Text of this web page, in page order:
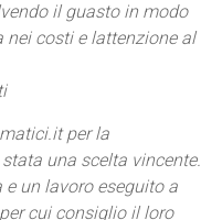
il guasto in modo
costi e lattenzione al
per la
una scelta vincente.
un lavoro eseguito a
cui consiglio il loro